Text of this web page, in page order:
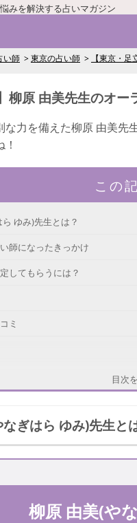
みを解決する占いマガジン
い師 東京の占い師 【東京・
柳原 由美先生のオ
な力を備えた柳原 由美先
この
ゆみ)先生とは？
師になったきっかけ
してもらうには？
ミ
目次
ぎはら ゆみ)先生と
柳原 由美(や